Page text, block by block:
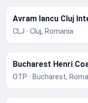
Avram Iancu Cluj
CLJ · Cluj, Romania
Bucharest Henri
OTP · Bucharest,